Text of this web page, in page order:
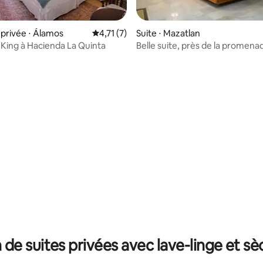
⋅ Álamos Évaluation moyenne sur la base de 7
4,71 (7)
à Hacienda La Quinta
Suite ⋅ Mazatlan
Belle suite, près de la
suites privées avec lave-linge et